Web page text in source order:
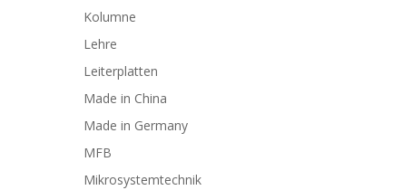
Kolumne
Lehre
Leiterplatten
Made in China
Made in Germany
MFB
Mikrosystemtechnik